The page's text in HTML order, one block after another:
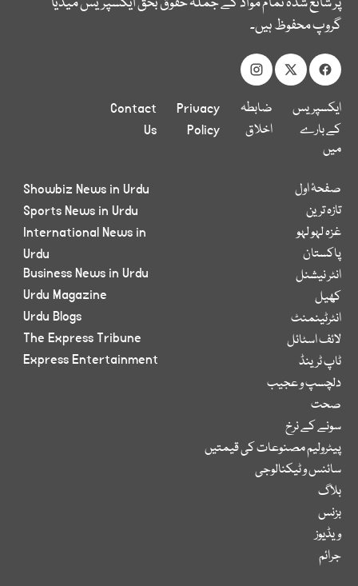
گروپ محفوظ ہیں۔
ایکسپریس
کے بارے
میں
ضابطہ
اخلاق
Privacy
Policy
Contact
Us
صفحۂ اول
تازہ ترین
غزہ لہو لہو
پاکستان
انٹر نیشنل
کھیل
انٹرٹینمنٹ
لائف اسٹائل
ٹاپ ٹرینڈ
دلچسپ و عجیب
صحت
سونے کے نرخ
پیٹرولیم مصنوعات کی قیمتیں
سائنس و ٹیکنالوجی
بلاگ
بزنس
ویڈیوز
جرائم
Showbiz News in Urdu
Sports News in Urdu
International News in
Urdu
Business News in Urdu
Urdu Magazine
Urdu Blogs
The Express Tribune
Express Entertainment